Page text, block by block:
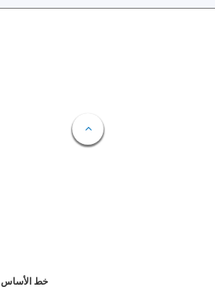
خط الأساس